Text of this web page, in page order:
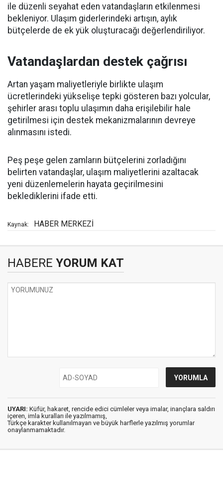
ile düzenli seyahat eden vatandaşların etkilenmesi
bekleniyor. Ulaşım giderlerindeki artışın, aylık
bütçelerde de ek yük oluşturacağı değerlendiriliyor.
Vatandaşlardan destek çağrısı
Artan yaşam maliyetleriyle birlikte ulaşım
ücretlerindeki yükselişe tepki gösteren bazı yolcular,
şehirler arası toplu ulaşımın daha erişilebilir hale
getirilmesi için destek mekanizmalarının devreye
alınmasını istedi.
Peş peşe gelen zamların bütçelerini zorladığını
belirten vatandaşlar, ulaşım maliyetlerini azaltacak
yeni düzenlemelerin hayata geçirilmesini
beklediklerini ifade etti.
Kaynak: HABER MERKEZİ
HABERE YORUM KAT
UYARI: Küfür, hakaret, rencide edici cümleler veya imalar, inançlara saldırı
içeren, imla kuralları ile yazılmamış,
Türkçe karakter kullanılmayan ve büyük harflerle yazılmış yorumlar
onaylanmamaktadır.